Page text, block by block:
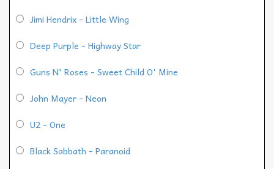
Jimi Hendrix - Little Wing
Deep Purple - Highway Star
Guns N' Roses - Sweet Child O' Mine
John Mayer - Neon
U2 - One
Black Sabbath - Paranoid